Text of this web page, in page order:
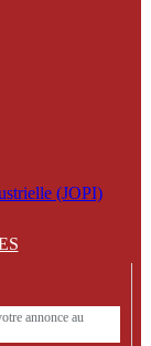
(JOPI)
annonce au